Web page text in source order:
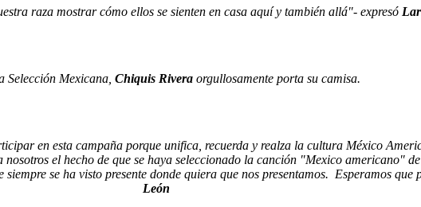
raza mostrar cómo ellos se sienten en casa aquí y también allá"- expresó
Selección Mexicana, Chiquis Riveraorgullosamente porta su camisa.
en esta campaña porque unifica, recuerda y realza la cultura México
el hecho de que se haya seleccionado la canción "Mexico americano"
se ha visto presente donde quiera que nos presentamos. Esperamos que
León